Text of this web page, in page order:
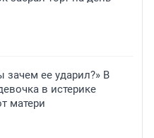
ее ударил?» В
в истерике
матери